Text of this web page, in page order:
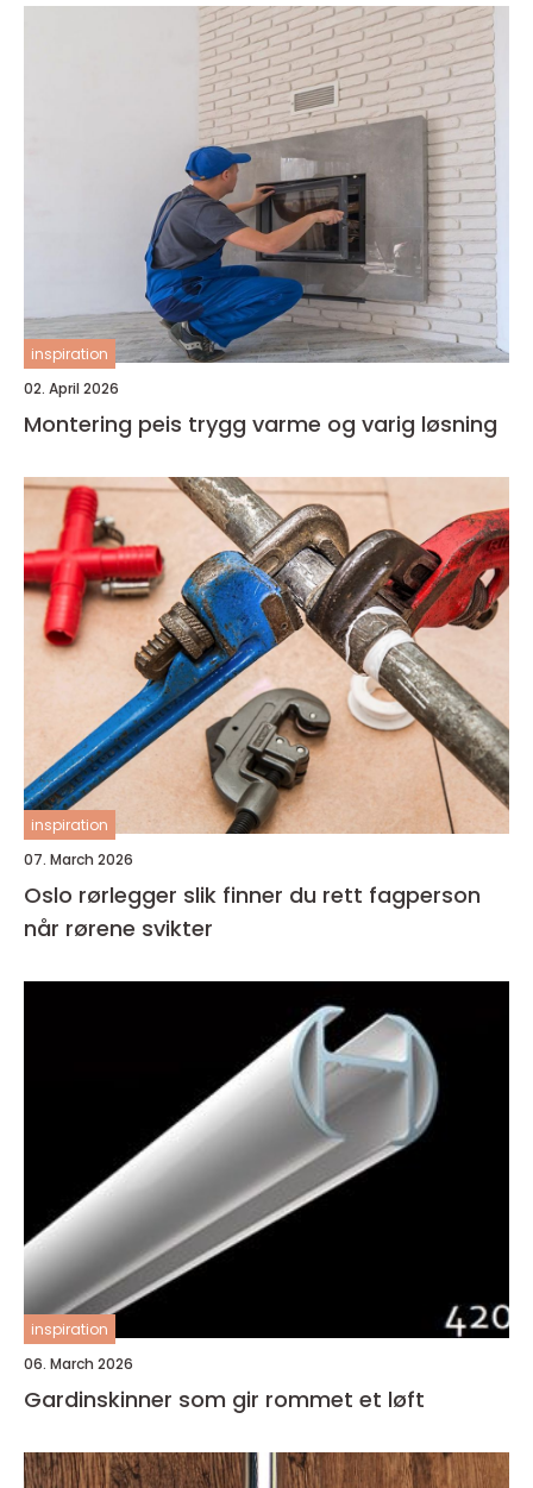
inspiration
02. April 2026
Montering peis trygg varme og varig løsning
inspiration
07. March 2026
Oslo rørlegger slik finner du rett fagperson
når rørene svikter
inspiration
06. March 2026
Gardinskinner som gir rommet et løft